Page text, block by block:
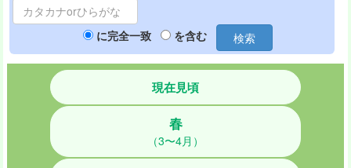
に完全一致 を含む 検索
現在見頃
春
（3〜4月）